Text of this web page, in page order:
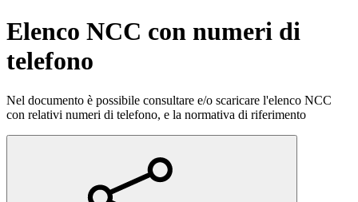
Elenco NCC con numeri di
telefono
Nel documento è possibile consultare e/o scaricare l'elenco NCC
con relativi numeri di telefono, e la normativa di riferimento